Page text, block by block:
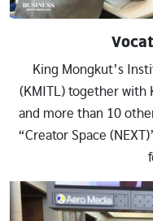
King Mongkut’s
(KMITL) together with
and more than 10
“Creator Space
Image